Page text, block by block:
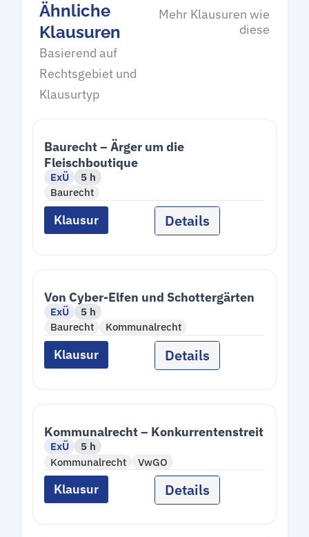
Ähnliche
Klausuren
Basierend auf
Rechtsgebiet und
Klausurtyp
Mehr Klausuren wie
diese
Baurecht – Ärger um die
Fleischboutique
ExÜ
5 h
Baurecht
Klausur Details
Von Cyber-Elfen und Schottergärten
ExÜ
5 h
Baurecht
Kommunalrecht
Klausur Details
Kommunalrecht – Konkurrentenstreit
ExÜ
5 h
Kommunalrecht
VwGO
Klausur Details